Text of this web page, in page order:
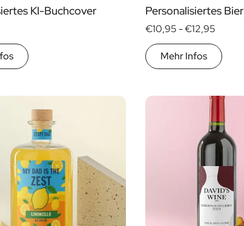
KI-Buchcover Personalisiertes Bier
€10,95 -€12,95
Mehr Infos